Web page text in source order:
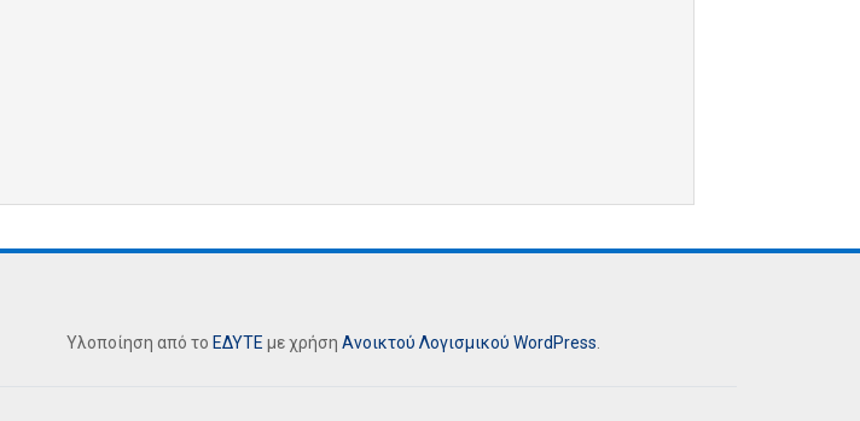
Υλοποίηση από το ΕΔΥΤΕ με χρήση Ανοικτού Λογισμικού WordPress